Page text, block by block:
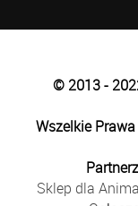
© 2013 -
Wszelkie
Sklep dla